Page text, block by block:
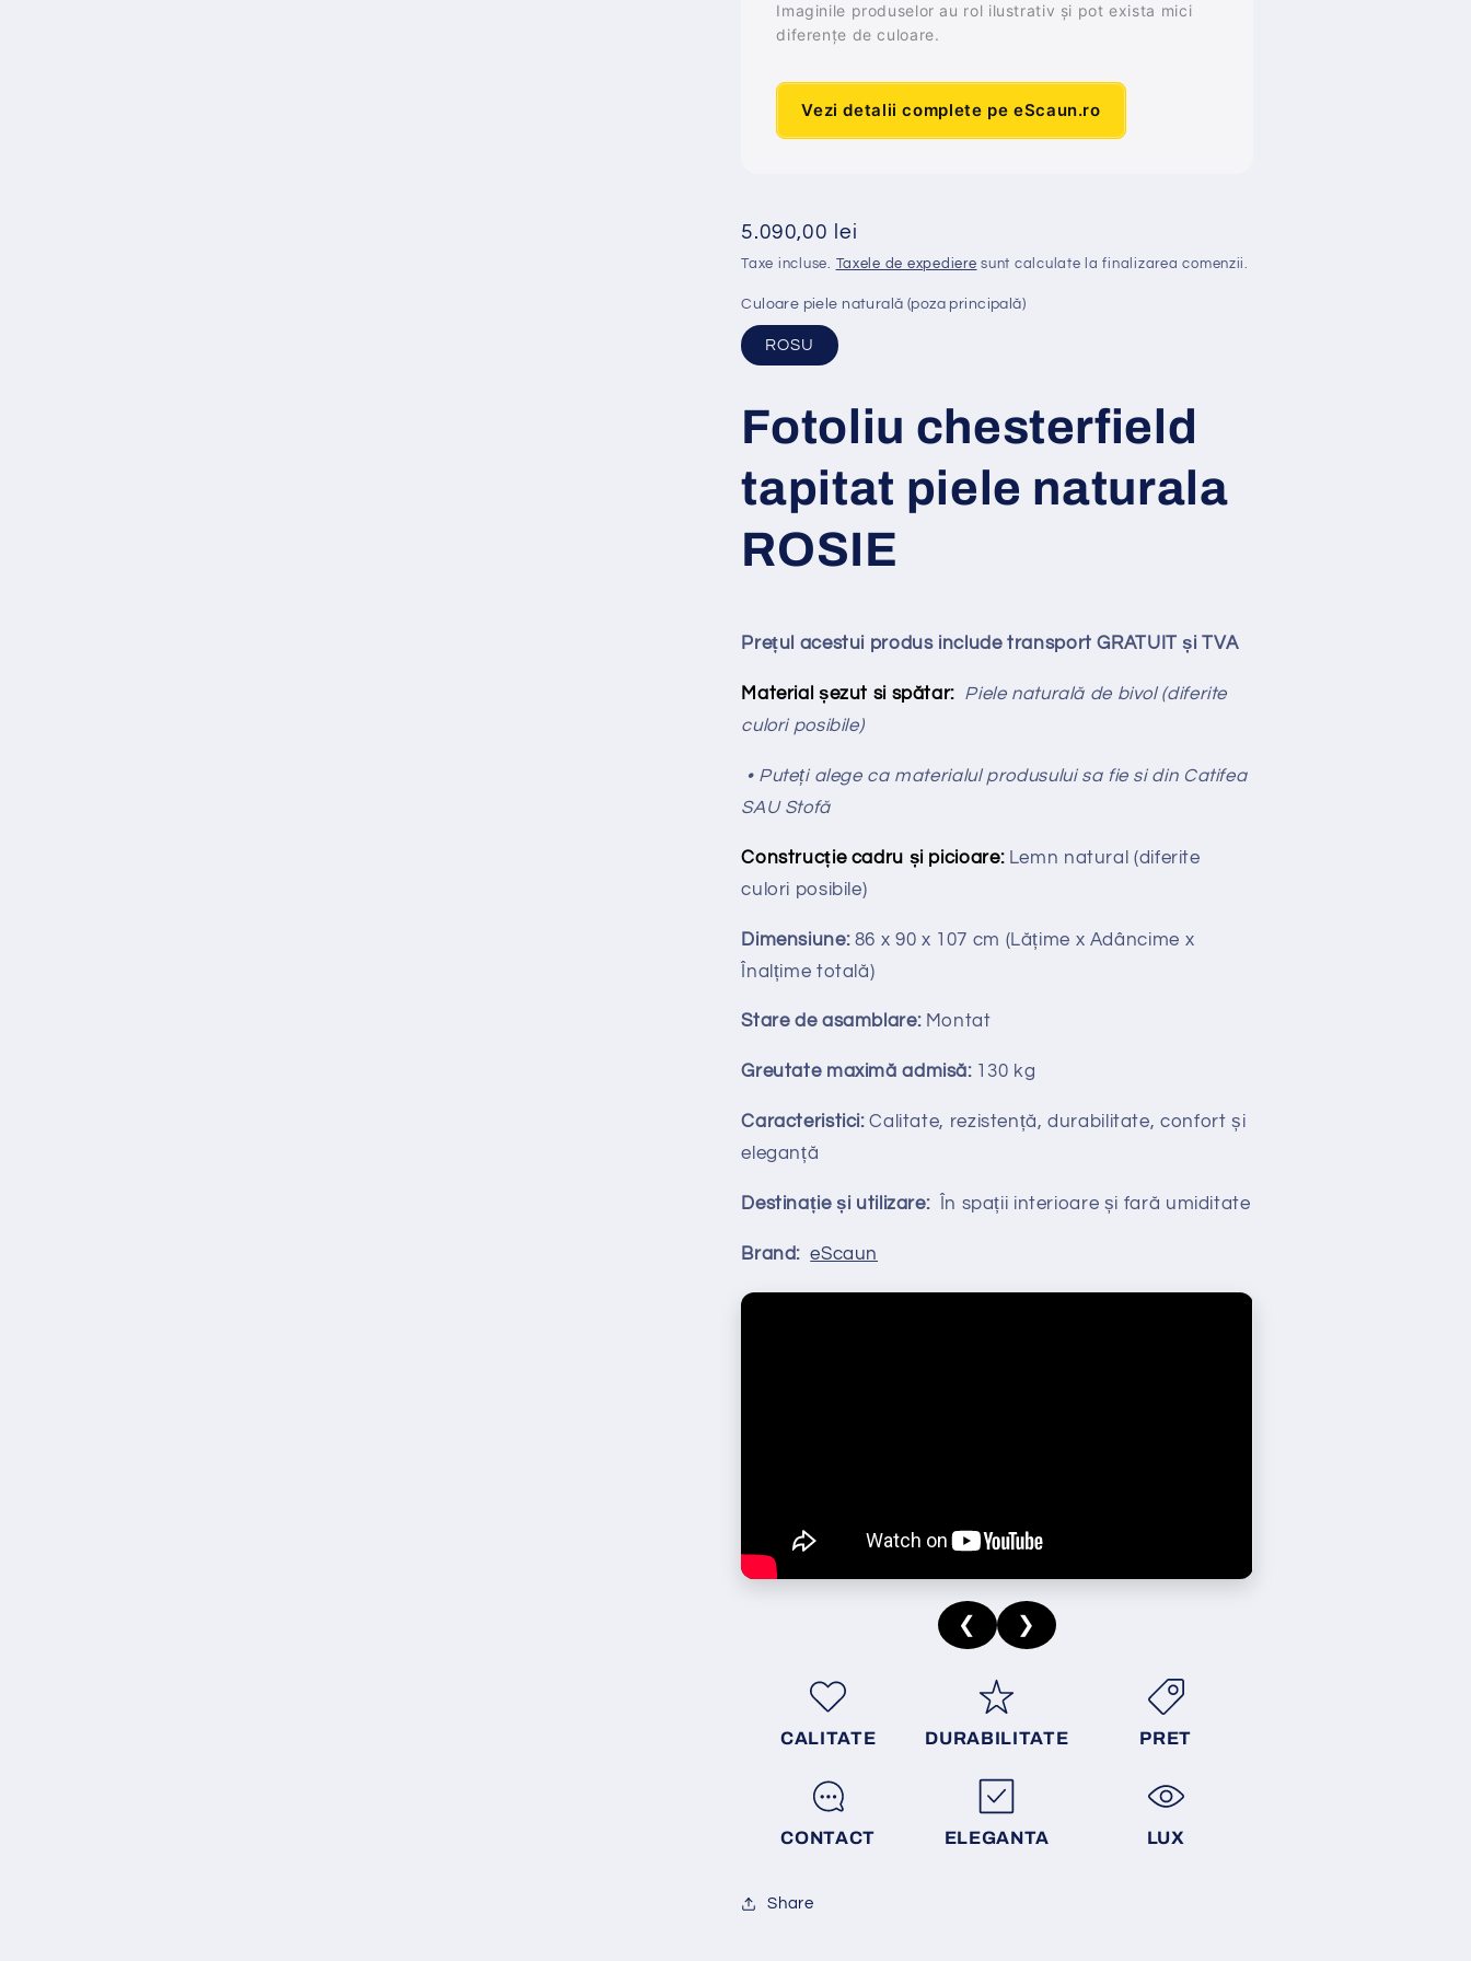
Imaginile produselor au rol ilustrativ și pot exista mici
diferențe de culoare.
Vezi detalii complete pe eScaun.ro
Preț
obișnuit
5.090,00 lei
Taxe incluse. Taxele de expediere sunt calculate la finalizarea comenzii.
Culoare piele naturală (poza principală)
ROSU
Fotoliu chesterfield
tapitat piele naturala
ROSIE
Prețul acestui produs include transport GRATUIT și TVA
Material șezut si spătar: Piele naturală de bivol (diferite
culori posibile)
• Puteți alege ca materialul produsului sa fie si din Catifea
SAU Stofă
Construcție cadru și picioare: Lemn natural (diferite
culori posibile)
Dimensiune:86 x 90 x 107 cm (Lățime x Adâncime x
Înalțime totală)
Stare de asamblare:Montat
Greutate maximă admisă: 130 kg
Caracteristici:Calitate, rezistență, durabilitate, confort și
eleganță
Destinație și utilizare:În spații interioare și fară umiditate
Brand:eScaun
❮ ❯
CALITATE DURABILITATE PRET
CONTACT ELEGANTA LUX
Share